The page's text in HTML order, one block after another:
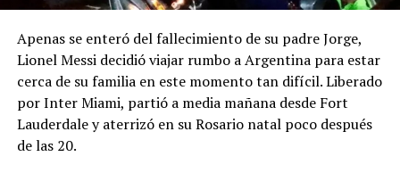
Apenas se enteró del fallecimiento de su padre Jorge,
Lionel Messi decidió viajar rumbo a Argentina para estar
cerca de su familia en este momento tan difícil. Liberado
por Inter Miami, partió a media mañana desde Fort
Lauderdale y aterrizó en su Rosario natal poco después
de las 20.